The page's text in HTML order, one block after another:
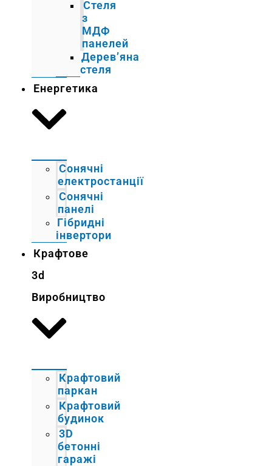
Стеля
з
МДФ
панелей
Дерев’яна
стеля
Енергетика
Сонячні
електростанції
Сонячні
панелі
Гібридні
інвертори
Крафтове
3d
Виробництво
Крафтовий
паркан
Крафтовий
будинок
3D
бетонні
гаражі